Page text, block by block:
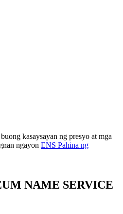
kasaysayan ng presyo at mga
ngayon ENS Pahina ng
NAME SERVICE